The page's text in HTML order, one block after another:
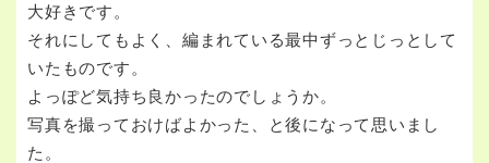
大好きです。
それにしてもよく、編まれている最中ずっとじっとして
いたものです。
よっぽど気持ち良かったのでしょうか。
写真を撮っておけばよかった、と後になって思いまし
た。